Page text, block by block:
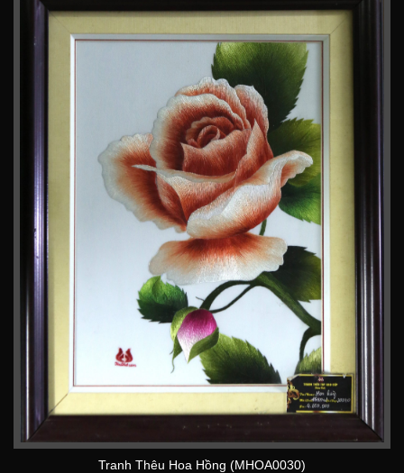
Tranh Thêu Hoa Hồng (MHOA0030)